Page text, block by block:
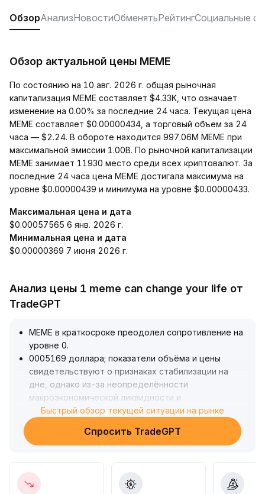
ОбзорАнализНовостиОбменятьРейтингСоциальные
Обзор актуальной цены MEME
По состоянию на 10 авг. 2026 г. общая рыночная
капитализация MEME составляет $4.33K, что означает
изменение на 0.00% за последние 24 часа. Текущая цена
MEME составляет $0.00000434, а торговый объем за 24
часа — $2.24. В обороте находится 997.06M MEME при
максимальной эмиссии 1.00B. По рыночной капитализации
MEME занимает 11930 место среди всех криптовалют. За
последние 24 часа цена MEME достигала максимума на
уровне $0.00000439 и минимума на уровне $0.00000433.
Максимальная цена и дата
$0.00057565 6 янв. 2026 г.
Минимальная цена и дата
$0.00000369 7 июня 2026 г.
Анализ цены 1 meme can change your life от
TradeGPT
MEME в краткосроке преодолел сопротивление на
уровне 0.
0005169 доллара; показатели объёма и цены
свидетельствуют о признаках стабилизации на
дне, однако из-за неопределённости
макроэкономической ликвидности и
фрагментированности экосистемы, устойчивость
отскока остаётся под вопросом — важно следить
за сопротивлением на 0.
Рекомендуется инвесторам динамически
корректировать позиции, внимательно
Быстрый обзор текущей ситуации на рынке
Спросить TradeGPT